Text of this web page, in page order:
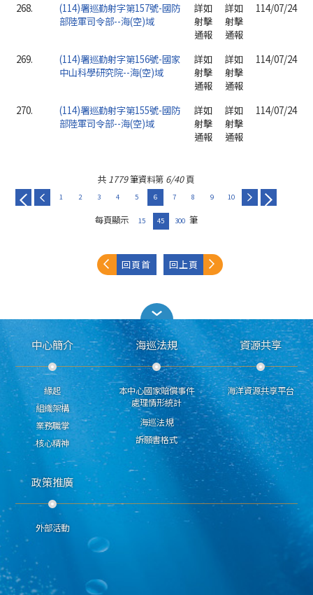
268.
(114)署巡勤射字第157號-國防
部陸軍司令部--海(空)域
詳如
射擊
通報
詳如
射擊
通報
114/07/24
269.
(114)署巡勤射字第156號-國家
中山科學研究院--海(空)域
詳如
射擊
通報
詳如
射擊
通報
114/07/24
270.
(114)署巡勤射字第155號-國防
部陸軍司令部--海(空)域
詳如
射擊
通報
詳如
射擊
通報
114/07/24
共 1779筆資料第 6/40頁
1 2 3 4 5 6 7 8 9 10
每頁顯示 15 45 300 筆
回頁首 回上頁
中心簡介
緣起
組織架構
業務職掌
核心精神
海巡法規
本中心國家賠償事件
處理情形統計
海巡法規
訴願書格式
資源共享
海洋資源共享平台
政策推廣
外部活動